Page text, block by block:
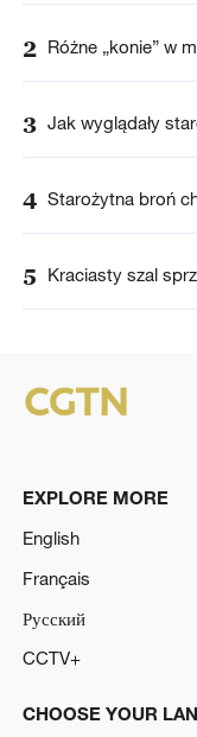
2 Różne „konie” w
3 Jak wyglądały
4 Starożytna broń
5 Kraciasty szal
EXPLORE MORE
English
Français
Русский
CCTV+
CHOOSE YOUR